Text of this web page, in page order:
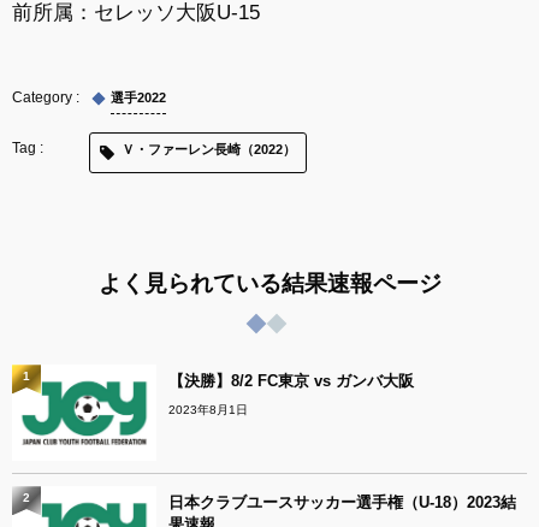
前所属：セレッソ大阪U-15
選手2022
Ｖ・ファーレン長崎（2022）
よく見られている結果速報ページ
【決勝】8/2 FC東京 vs ガンバ大阪
2023年8月1日
1
日本クラブユースサッカー選手権（U-18）2023結
2